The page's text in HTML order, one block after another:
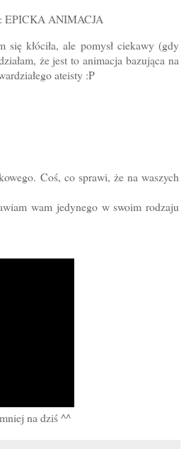
EPICKA ANIMACJA
kłóciła, ale pomysł ciekawy (gdy
że jest to animacja bazująca na
ateisty :P
Coś, co sprawi, że na waszych
wam jedynego w swoim rodzaju
na dziś ^^